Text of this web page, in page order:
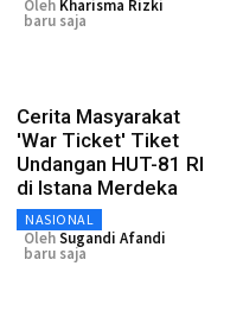
Oleh Kharisma Rizki
baru saja
Cerita Masyarakat
'War Ticket' Tiket
Undangan HUT-81 RI
di Istana Merdeka
NASIONAL
OlehSugandi Afandi
baru saja